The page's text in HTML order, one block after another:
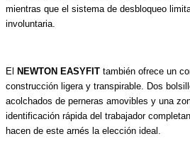
mientras que el sistema de desbloqueo
involuntaria.
El NEWTON EASYFIT también ofrece un
construcción ligera y transpirable. Dos
acolchados de perneras amovibles y una
identificación rápida del trabajador
hacen de este arnés la elección ideal.